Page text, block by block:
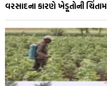
વરસાદના કારણે ખેડૂતોની